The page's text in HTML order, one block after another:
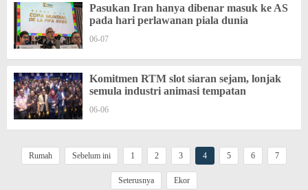
Pasukan Iran hanya dibenar masuk ke AS
pada hari perlawanan piala dunia
06-07
Komitmen RTM slot siaran sejam, lonjak
semula industri animasi tempatan
06-06
Rumah Sebelum ini 1 2 3 4 5 6 7
Seterusnya
Ekor